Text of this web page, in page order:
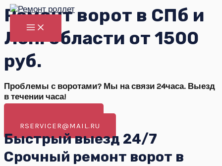
Перейти
к
содержимому
MAIN
MENU
Ремонт ворот в СПб и
Лен. области от 1500
руб.
Проблемы с воротами? Мы на связи 24часа. Выезд
в течении часа!
RSERVICER@MAIL.RU
Быстрый выезд 24/7
Срочный ремонт ворот в